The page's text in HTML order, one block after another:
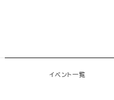
© 2026 chiMe
イベント一覧